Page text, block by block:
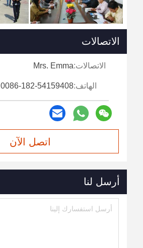
الاتصالات
الاتصالات:Mrs. Emma
الهاتف:0086-182-54159408
اتصل الآن
أرسل لنا